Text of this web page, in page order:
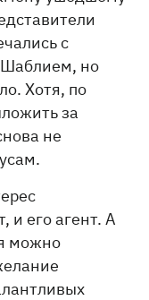
с
но
Хотя, по
за
не
и его агент. А
можно